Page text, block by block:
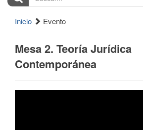
Inicio Evento
Mesa 2. Teoría Jurídica
Contemporánea